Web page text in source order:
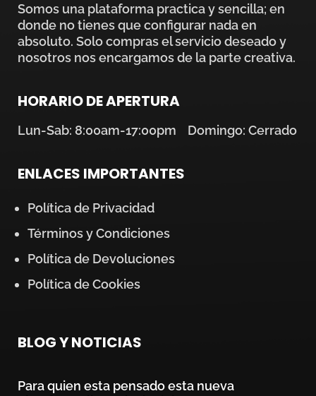
Somos una plataforma practica y sencilla; en
donde no tienes que configurar nada en
absoluto. Solo compras el servicio deseado y
nosotros nos encargamos de la parte creativa.
HORARIO DE APERTURA
Lun-Sab: 8:00am-17:00pm Domingo: Cerrado
ENLACES IMPORTANTES
Política de Privacidad
Términos y Condiciones
Política de Devoluciones
Política de Cookies
BLOG Y NOTICIAS
Para quien esta pensado esta nueva